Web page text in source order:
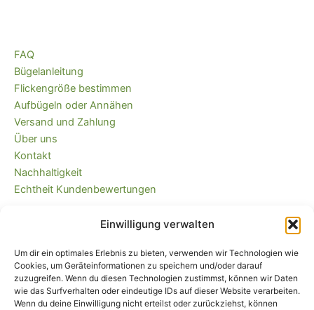
Einwilligung verwalten
Um dir ein optimales Erlebnis zu bieten, verwenden wir Technologien wie
Cookies, um Geräteinformationen zu speichern und/oder darauf
zuzugreifen. Wenn du diesen Technologien zustimmst, können wir Daten
wie das Surfverhalten oder eindeutige IDs auf dieser Website verarbeiten.
Wenn du deine Einwilligung nicht erteilst oder zurückziehst, können
FAQ
Bügelanleitung
Flickengröße bestimmen
Aufbügeln oder Annähen
Versand und Zahlung
Über uns
Kontakt
Nachhaltigkeit
Echtheit Kundenbewertungen
Kaufvertrag widerrufen
Versandkostenfrei ab 35 EUR (DE) und
immer plastikfrei verpackt!